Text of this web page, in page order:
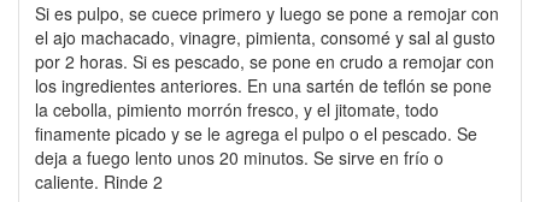
Si es pulpo, se cuece primero y luego se pone a remojar con
el ajo machacado, vinagre, pimienta, consomé y sal al gusto
por 2 horas. Si es pescado, se pone en crudo a remojar con
los ingredientes anteriores. En una sartén de teflón se pone
la cebolla, pimiento morrón fresco, y el jitomate, todo
finamente picado y se le agrega el pulpo o el pescado. Se
deja a fuego lento unos 20 minutos. Se sirve en frío o
caliente. Rinde 2